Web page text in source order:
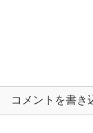
コメントを書き